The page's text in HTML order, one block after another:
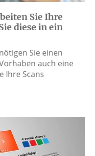
Sie Ihre
diese in ein
Sie einen
auch eine
Ihre Scans